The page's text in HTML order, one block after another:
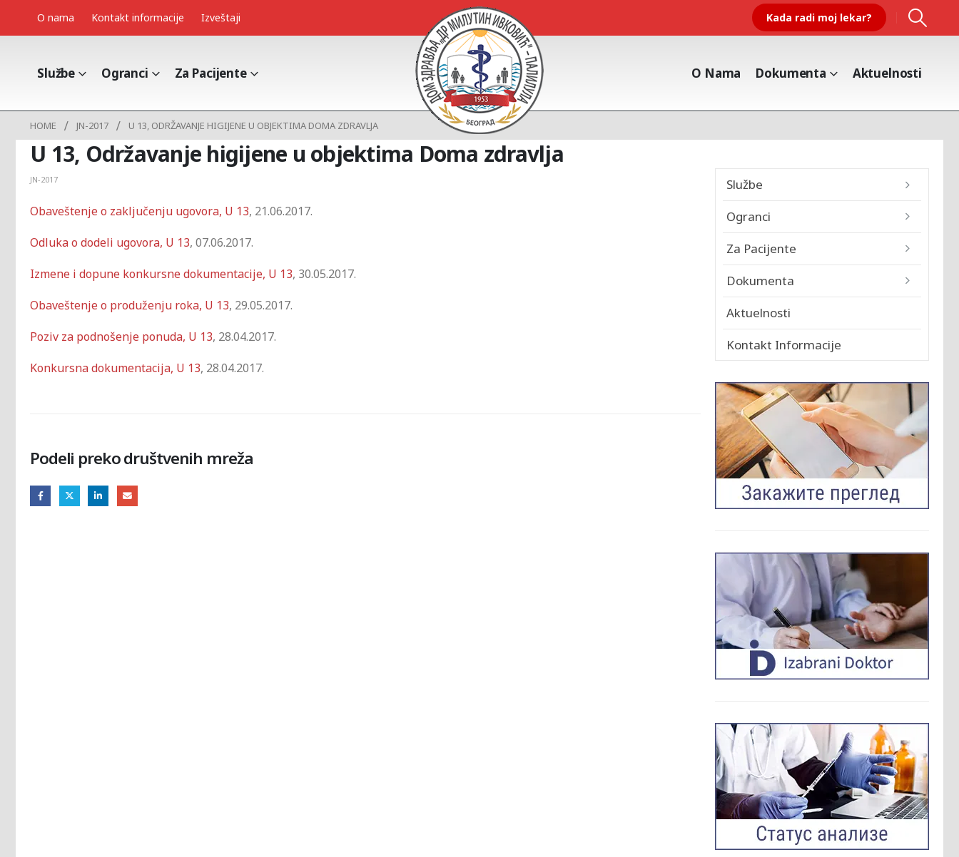
O nama Kontakt informacije Izveštaji Kada radi moj lekar?
Službe Ogranci Za Pacijente O Nama Dokumenta Aktuelnosti
HOME JN-2017 U 13, ODRŽAVANJE HIGIJENE U OBJEKTIMA DOMA ZDRAVLJA
U 13, Održavanje higijene u objektima Doma zdravlja
JN-2017
Obaveštenje o zaključenju ugovora, U 13, 21.06.2017.
Odluka o dodeli ugovora, U 13, 07.06.2017.
Izmene i dopune konkursne dokumentacije, U 13, 30.05.2017.
Obaveštenje o produženju roka, U 13, 29.05.2017.
Poziv za podnošenje ponuda, U 13, 28.04.2017.
Konkursna dokumentacija, U 13, 28.04.2017.
Podeli preko društvenih mreža
Službe
Ogranci
Za Pacijente
Dokumenta
Aktuelnosti
Kontakt Informacije